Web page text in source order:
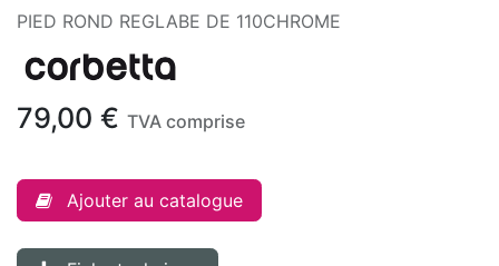
PIED ROND REGLABE DE 110CHROME
79,00 € TVA comprise
Ajouter au catalogue